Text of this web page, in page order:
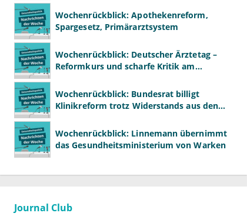
Wochenrückblick: Apothekenreform,
Spargesetz, Primärarztsystem
Wochenrückblick: Deutscher Ärztetag –
Reformkurs und scharfe Kritik am
Wochenrückblick: Bundesrat billigt
Klinikreform trotz Widerstands aus den
Wochenrückblick: Linnemann übernimmt
das Gesundheitsministerium von Warken
Journal Club